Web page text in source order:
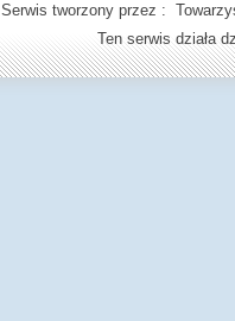
Serwis tworzony przez :
Ten serwis działa